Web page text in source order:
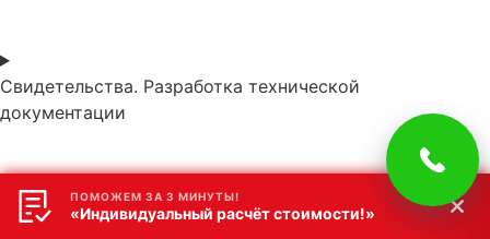
Свидетельства. Разработка технической
документации
ПОМОЖЕМ ЗА 3 МИНУТЫ!
«Индивидуальный расчёт стоимости!»